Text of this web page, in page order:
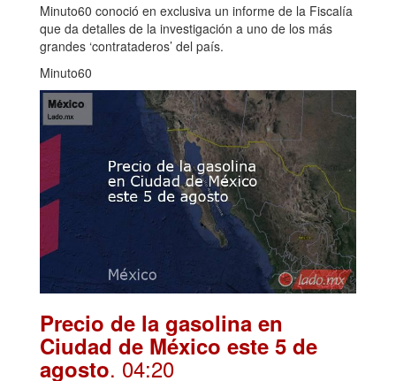
Minuto60 conoció en exclusiva un informe de la Fiscalía
que da detalles de la investigación a uno de los más
grandes ‘contrataderos’ del país.
Minuto60
Precio de la gasolina en
Ciudad de México este 5 de
agosto. 04:20